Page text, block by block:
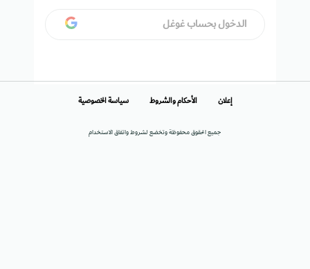
الدخول بحساب غوغل
جميع الحقوق محفوظة وتخضع لشروط واتفاق الاستخدام
إعلان الأحكام والشروط سياسة الخصوصية